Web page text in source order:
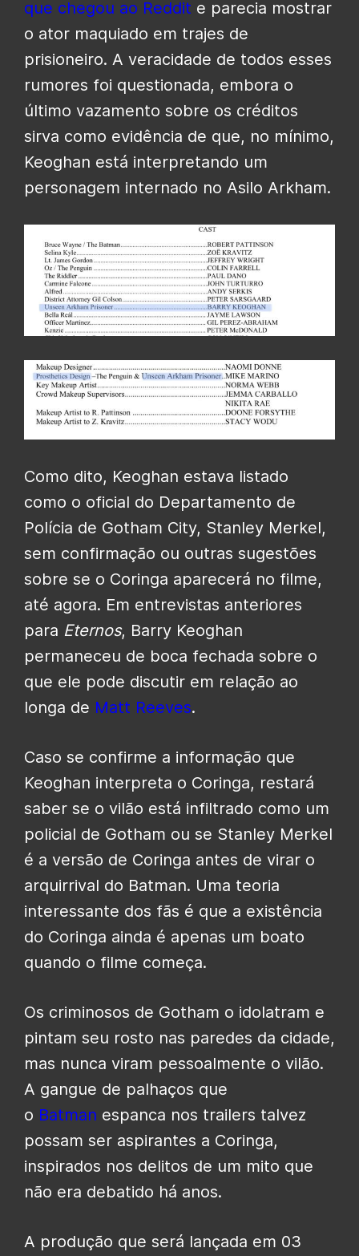
que chegou ao Reddit e parecia mostrar
o ator maquiado em trajes de
prisioneiro. A veracidade de todos esses
rumores foi questionada, embora o
último vazamento sobre os créditos
sirva como evidência de que, no mínimo,
Keoghan está interpretando um
personagem internado no Asilo Arkham.
Como dito, Keoghan estava listado
como o oficial do Departamento de
Polícia de Gotham City, Stanley Merkel,
sem confirmação ou outras sugestões
sobre se o Coringa aparecerá no filme,
até agora. Em entrevistas anteriores
para Eternos, Barry Keoghan
permaneceu de boca fechada sobre o
que ele pode discutir em relação ao
longa de Matt Reeves.
Caso se confirme a informação que
Keoghan interpreta o Coringa, restará
saber se o vilão está infiltrado como um
policial de Gotham ou se Stanley Merkel
é a versão de Coringa antes de virar o
arquirrival do Batman. Uma teoria
interessante dos fãs é que a existência
do Coringa ainda é apenas um boato
quando o filme começa.
Os criminosos de Gotham o idolatram e
pintam seu rosto nas paredes da cidade,
mas nunca viram pessoalmente o vilão.
A gangue de palhaços que
o Batman espanca nos trailers talvez
possam ser aspirantes a Coringa,
inspirados nos delitos de um mito que
não era debatido há anos.
A produção que será lançada em 03